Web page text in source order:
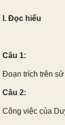
I. Đọc hiểu
Câu 1:
Đoạn trích trên
Câu 2:
Công việc của